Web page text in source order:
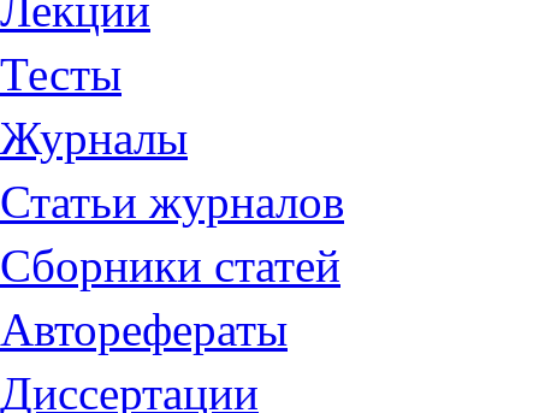
Лекции
Тесты
Журналы
Статьи журналов
Сборники статей
Авторефераты
Диссертации